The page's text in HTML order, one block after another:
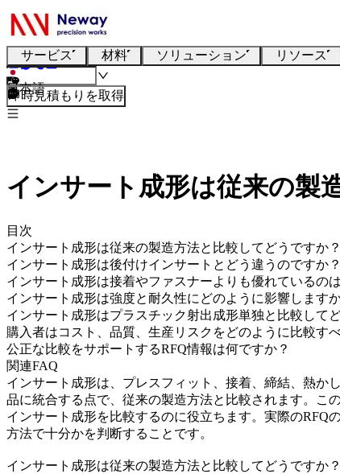
サービス 材料 ソリューション リソース
日本語
即時見積もりを取得
インサート成形は従来の製
目次
インサート成形は従来の製造方法と比較してどうですか？
インサート成形は後付けインサートとどう違うのですか？
インサート成形は接着やファスナーよりも優れているの
インサート成形は強度と耐久性にどのように影響します
インサート成形はプラスチック射出成形単独と比較して
購入者はコスト、品質、生産リスクをどのように比較す
公正な比較をサポートするRFQ情報は何ですか？
関連FAQ
インサート成形は、プレスフィット、接着、締結、熱か
品に統合する点で、従来の製造方法と比較されます。こ
インサート成形を比較するのに役立ちます。実際のRFQ
方法で十分かを判断することです。
インサート成形は従来の製造方法と比較してどうですか？